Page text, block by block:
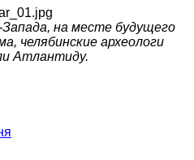
на месте будущего
челябинские археологи
Атлантиду.